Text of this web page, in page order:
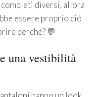
diversi, allora
essere proprio ciò
perché? 💬
una vestibilità